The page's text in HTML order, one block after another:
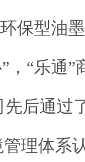
保型油
，“乐通
先后通过
管理体系